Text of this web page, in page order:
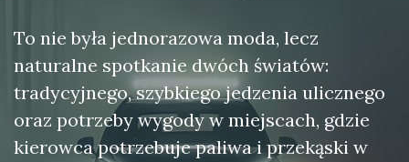
To nie była jednorazowa moda, lecz
naturalne spotkanie dwóch światów:
tradycyjnego, szybkiego jedzenia ulicznego
oraz potrzeby wygody w miejscach, gdzie
kierowca potrzebuje paliwa i przekąski w